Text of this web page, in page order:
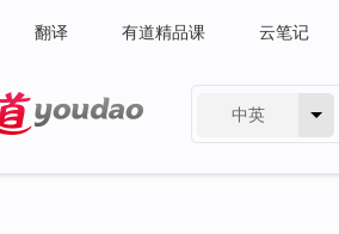
翻译 有道精品课 云笔记
中英